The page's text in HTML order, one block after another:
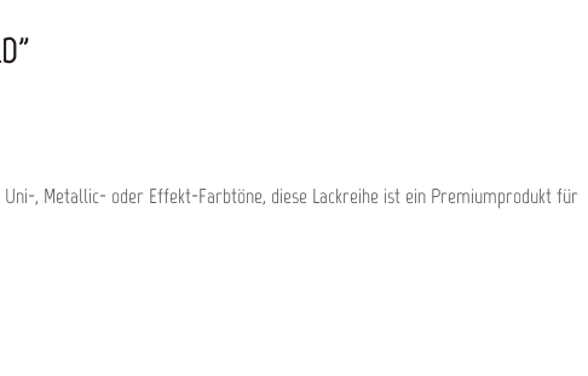
, Metallic- oder Effekt-Farbtöne, diese Lackreihe ist ein Premiumprodukt für